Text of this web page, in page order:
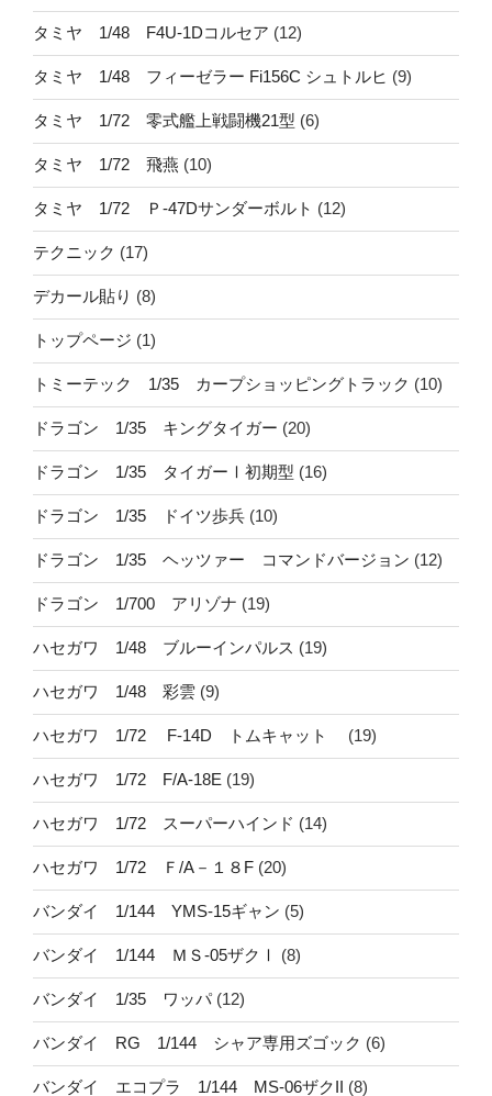
タミヤ 1/48 F4U-1Dコルセア (12)
タミヤ 1/48 フィーゼラー Fi156C シュトルヒ (9)
タミヤ 1/72 零式艦上戦闘機21型 (6)
タミヤ 1/72 飛燕 (10)
タミヤ 1/72 Ｐ-47Dサンダーボルト (12)
テクニック (17)
デカール貼り (8)
トップページ (1)
トミーテック 1/35 カープショッピングトラック (10)
ドラゴン 1/35 キングタイガー (20)
ドラゴン 1/35 タイガーⅠ初期型 (16)
ドラゴン 1/35 ドイツ歩兵 (10)
ドラゴン 1/35 ヘッツァー コマンドバージョン (12)
ドラゴン 1/700 アリゾナ (19)
ハセガワ 1/48 ブルーインパルス (19)
ハセガワ 1/48 彩雲 (9)
ハセガワ 1/72 F-14D トムキャット (19)
ハセガワ 1/72 F/A-18E (19)
ハセガワ 1/72 スーパーハインド (14)
ハセガワ 1/72 Ｆ/A－１８F (20)
バンダイ 1/144 YMS-15ギャン (5)
バンダイ 1/144 ＭＳ-05ザクⅠ (8)
バンダイ 1/35 ワッパ(12)
バンダイ RG 1/144 シャア専用ズゴック (6)
バンダイ エコプラ 1/144 MS-06ザクII (8)